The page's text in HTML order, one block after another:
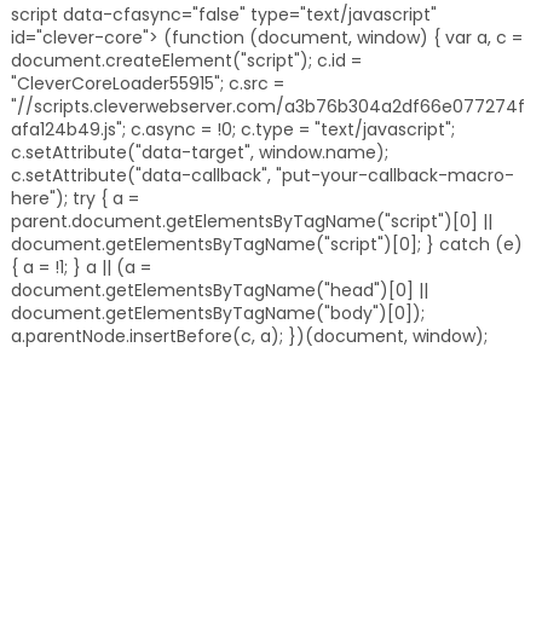
script data-cfasync="false" type="text/javascript"
id="clever-core"> (function (document, window) { var a, c =
document.createElement("script"); c.id =
"CleverCoreLoader55915"; c.src =
"//scripts.cleverwebserver.com/a3b76b304a2df66e077274f
afa124b49.js"; c.async = !0; c.type = "text/javascript";
c.setAttribute("data-target", window.name);
c.setAttribute("data-callback", "put-your-callback-macro-
here"); try { a =
parent.document.getElementsByTagName("script")[0] ||
document.getElementsByTagName("script")[0]; } catch (e)
{ a = !1; } a || (a =
document.getElementsByTagName("head")[0] ||
document.getElementsByTagName("body")[0]);
a.parentNode.insertBefore(c, a); })(document, window);